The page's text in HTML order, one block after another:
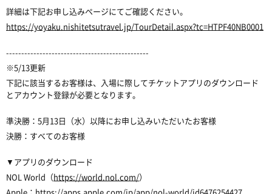
詳細は下記お申し込みページにてご確認ください。
https://yoyaku.nishitetsutravel.jp/TourDetail.aspx?tc=HTPF40NB0001
-----------------------------------------------
※5/13更新
下記に該当するお客様は、入場に際してチケットアプリのダウンロード
とアカウント登録が必要となります。
準決勝：5月13日（水）以降にお申し込みいただいたお客様
決勝：すべてのお客様
▼アプリのダウンロード
NOL World（https://world.nol.com/）